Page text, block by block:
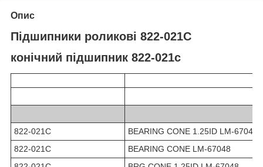
Опис
Підшипники роликові 822-021С
конічний підшипник 822-021c
822-021C
BEARING CONE 1.25ID LM-67048
822-021C
BEARING CONE LM-67048